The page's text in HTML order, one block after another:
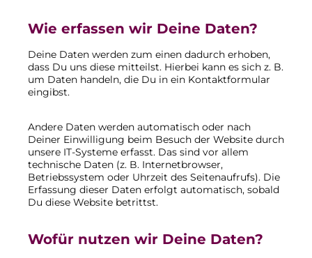
Wie erfassen wir Deine Daten?
Deine Daten werden zum einen dadurch erhoben,
dass Du uns diese mitteilst. Hierbei kann es sich z. B.
um Daten handeln, die Du in ein Kontaktformular
eingibst.
Andere Daten werden automatisch oder nach
Deiner Einwilligung beim Besuch der Website durch
unsere IT-Systeme erfasst. Das sind vor allem
technische Daten (z. B. Internetbrowser,
Betriebssystem oder Uhrzeit des Seitenaufrufs). Die
Erfassung dieser Daten erfolgt automatisch, sobald
Du diese Website betrittst.
Wofür nutzen wir Deine Daten?